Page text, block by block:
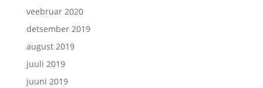
veebruar 2020
detsember 2019
august 2019
juuli 2019
juuni 2019